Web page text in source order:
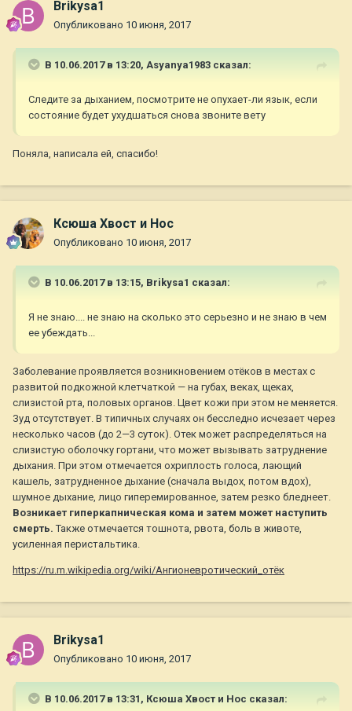
Brikysa1
Опубликовано 10 июня, 2017
В 10.06.2017 в 13:20, Asyanya1983 сказал:
Следите за дыханием, посмотрите не опухает-ли язык, если
состояние будет ухудшаться снова звоните вету
Поняла, написала ей, спасибо!
Ксюша Хвост и Нос
Опубликовано 10 июня, 2017
В 10.06.2017 в 13:15, Brikysa1 сказал:
Я не знаю.... не знаю на сколько это серьезно и не знаю в чем
ее убеждать...
Заболевание проявляется возникновением отёков в местах с
развитой подкожной клетчаткой — на губах, веках, щеках,
слизистой рта, половых органов. Цвет кожи при этом не меняется.
Зуд отсутствует. В типичных случаях он бесследно исчезает через
несколько часов (до 2—3 суток). Отек может распределяться на
слизистую оболочку гортани, что может вызывать затруднение
дыхания. При этом отмечается охриплость голоса, лающий
кашель, затрудненное дыхание (сначала выдох, потом вдох),
шумное дыхание, лицо гиперемированное, затем резко бледнеет.
Возникает гиперкапническая кома и затем может наступить
смерть.Также отмечается тошнота, рвота, боль в животе,
усиленная перистальтика.
https://ru.m.wikipedia.org/wiki/Ангионевротический_отёк
Brikysa1
Опубликовано 10 июня, 2017
В 10.06.2017 в 13:31, Ксюша Хвост и Нос сказал: